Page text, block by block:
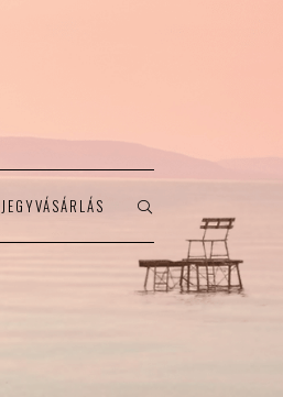
JEGYVÁSÁRLÁS